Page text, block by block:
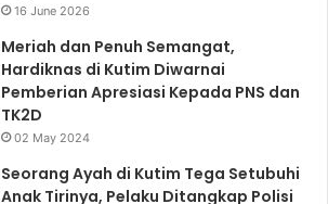
16 June 2026
Meriah dan Penuh Semangat,
Hardiknas di Kutim Diwarnai
Pemberian Apresiasi Kepada PNS dan
TK2D
02 May 2024
Seorang Ayah di Kutim Tega Setubuhi
Anak Tirinya, Pelaku Ditangkap Polisi